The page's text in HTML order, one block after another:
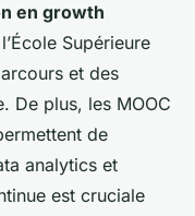
en growth
Supérieure
et des
De plus, les MOOC
de
analytics et
est cruciale